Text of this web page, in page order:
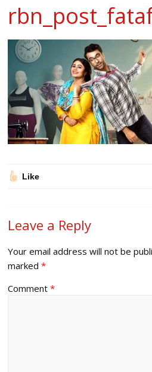
Like
Leave a Reply
Your email address will not be
marked*
Comment*